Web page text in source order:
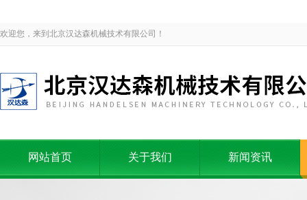
欢迎您，来到北京汉达森机械技术有限公司！
网站首页 关于我们 新闻资讯